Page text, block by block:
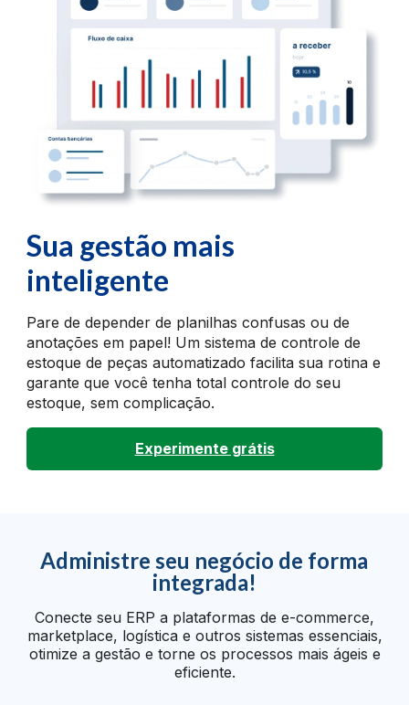
Sua gestão mais
inteligente
Pare de depender de planilhas confusas ou de
anotações em papel! Um sistema de controle de
estoque de peças automatizado facilita sua rotina e
garante que você tenha total controle do seu
estoque, sem complicação.
Experimente grátis
Administre seu negócio de forma
integrada!
Conecte seu ERP a plataformas de e-commerce,
marketplace, logística e outros sistemas essenciais,
otimize a gestão e torne os processos mais ágeis e
eficiente.